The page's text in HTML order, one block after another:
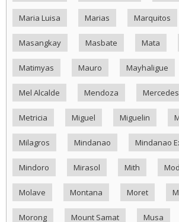
Maria Luisa Marias Marquitos
Masangkay Masbate Mata
Matimyas Mauro Mayhaligue
Mel Alcalde Mendoza Mercedes
Metricia Miguel Miguelin
Milagros Mindanao Mindanao
Mindoro Mirasol Mith
Molave Montana Moret
Morong Mount Samat Musa